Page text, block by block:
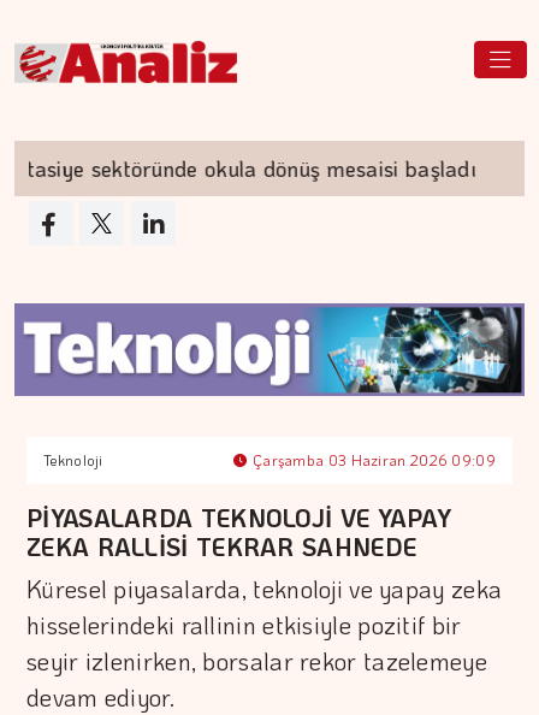
sektöründe okula dönüş mesaisi başladı
Teknoloji Çarşamba 03 Haziran 2026 09:09
PİYASALARDA TEKNOLOJİ VE YAPAY
ZEKA RALLİSİ TEKRAR SAHNEDE
Küresel piyasalarda, teknoloji ve yapay zeka
hisselerindeki rallinin etkisiyle pozitif bir
seyir izlenirken, borsalar rekor tazelemeye
devam ediyor.